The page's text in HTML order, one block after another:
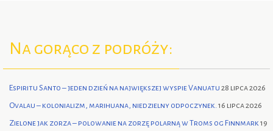
Na gorąco z podróży:
Espiritu Santo – jeden dzień na największej wyspie Vanuatu 28 lipca 2026
Ovalau – kolonializm, marihuana, niedzielny odpoczynek. 16 lipca 2026
Zielone jak zorza – polowanie na zorzę polarną w Troms og Finnmark19